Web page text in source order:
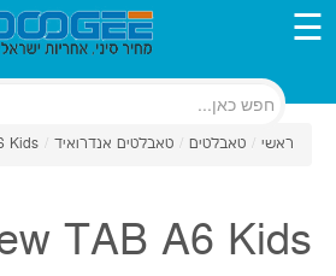
☰
ראשי / טאבלטים / טאבלטים אנדרואיד /
Kids
TAB A6 Kids